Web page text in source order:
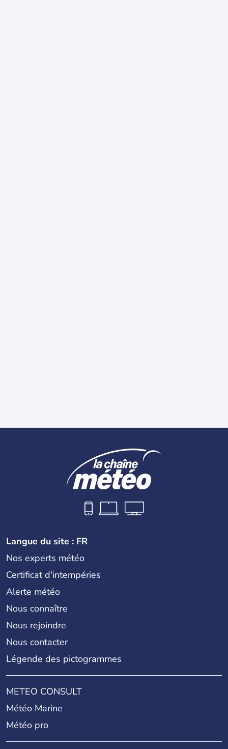
Langue du site : FR
Nos experts météo
Certificat d'intempéries
Alerte météo
Nous connaître
Nous rejoindre
Nous contacter
Légende des pictogrammes
METEO CONSULT
Météo Marine
Météo pro